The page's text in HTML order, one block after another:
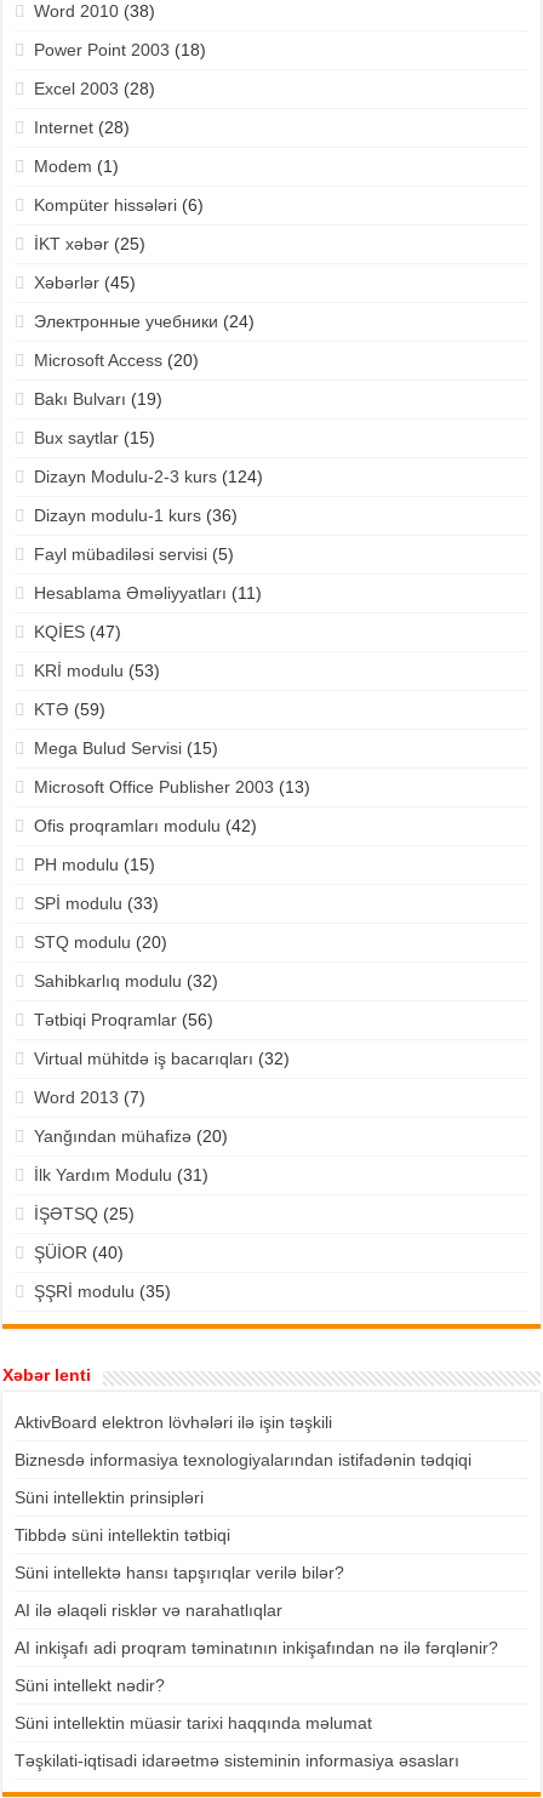
Word 2010(38)
Power Point 2003 (18)
Excel 2003 (28)
Internet(28)
Modem (1)
Kompüter hissələri(6)
İKT xəbər(25)
Xəbərlər(45)
Электронные учебники (24)
Microsoft Access(20)
Bakı Bulvarı (19)
Bux saytlar(15)
Dizayn Modulu-2-3 kurs(124)
Dizayn modulu-1 kurs(36)
Fayl mübadiləsi servisi(5)
Hesablama Əməliyyatları (11)
KQİES(47)
KRİ modulu (53)
KTƏ (59)
Mega Bulud Servisi(15)
Microsoft Office Publisher 2003 (13)
Ofis proqramları modulu (42)
PH modulu (15)
SPİ modulu (33)
STQ modulu (20)
Sahibkarlıq modulu (32)
Tətbiqi Proqramlar(56)
Virtual mühitdə iş bacarıqları (32)
Word 2013 (7)
Yanğından mühafizə(20)
İlk Yardım Modulu (31)
İŞƏTSQ(25)
ŞÜİOR (40)
ŞŞRİ modulu (35)
Xəbər lenti
AktivBoard elektron lövhələri ilə işin təşkili
Biznesdə informasiya texnologiyalarından istifadənin tədqiqi
Süni intellektin prinsipləri
Tibbdə süni intellektin tətbiqi
Süni intellektə hansı tapşırıqlar verilə bilər?
AI ilə əlaqəli risklər və narahatlıqlar
AI inkişafı adi proqram təminatının inkişafından nə ilə fərqlənir?
Süni intellekt nədir?
Süni intellektin müasir tarixi haqqında məlumat
Təşkilati-iqtisadi idarəetmə sisteminin informasiya əsasları